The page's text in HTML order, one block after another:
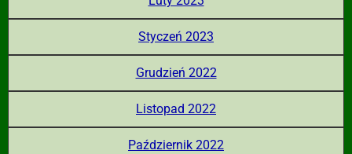
Styczeń 2023
Grudzień 2022
Listopad 2022
Październik 2022